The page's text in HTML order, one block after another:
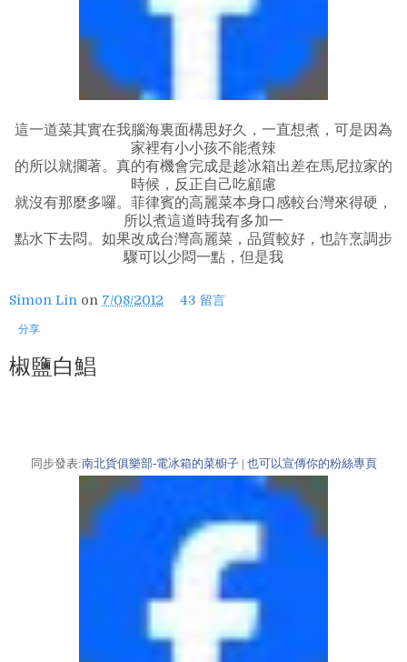
這一道菜其實在我腦海裏面構思好久，一直想煮，可是因為
家裡有小小孩不能煮辣
的所以就擱著。真的有機會完成是趁冰箱出差在馬尼拉家的
時候，反正自己吃顧慮
就沒有那麼多囉。菲律賓的高麗菜本身口感較台灣來得硬，
所以煮這道時我有多加一
點水下去悶。如果改成台灣高麗菜，品質較好，也許烹調步
驟可以少悶一點，但是我
Simon Lin on 7/08/2012 43 留言
分享
椒鹽白鯧
同步發表:南北貨俱樂部-電冰箱的菜櫥子 | 也可以宣傳你的粉絲專頁